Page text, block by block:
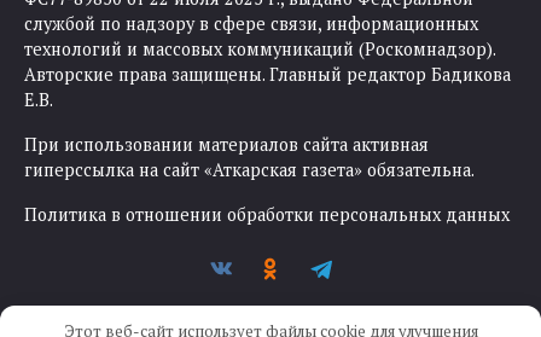
службой по надзору в сфере связи, информационных
технологий и массовых коммуникаций (Роскомнадзор).
Авторские права защищены. Главный редактор Бадикова
Е.В.
При использовании материалов сайта активная
гиперссылка на сайт «Аткарская газета» обязательна.
Политика в отношении обработки персональных данных
Этот веб-сайт использует файлы cookie для улучшения